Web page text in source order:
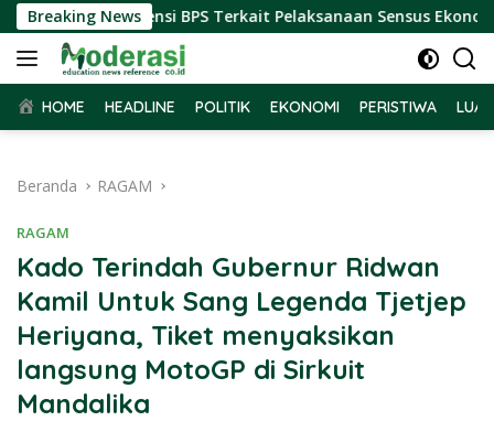
Langsung
ke
konten
Breaking News
Audiensi BPS Terkait Pelaksanaan Sensus Ekonomi 2026
HOME HEADLINE POLITIK EKONOMI PERISTIWA
Beranda RAGAM
RAGAM
Kado Terindah Gubernur Ridwan
Kamil Untuk Sang Legenda Tjetjep
Heriyana, Tiket menyaksikan
langsung MotoGP di Sirkuit
Mandalika